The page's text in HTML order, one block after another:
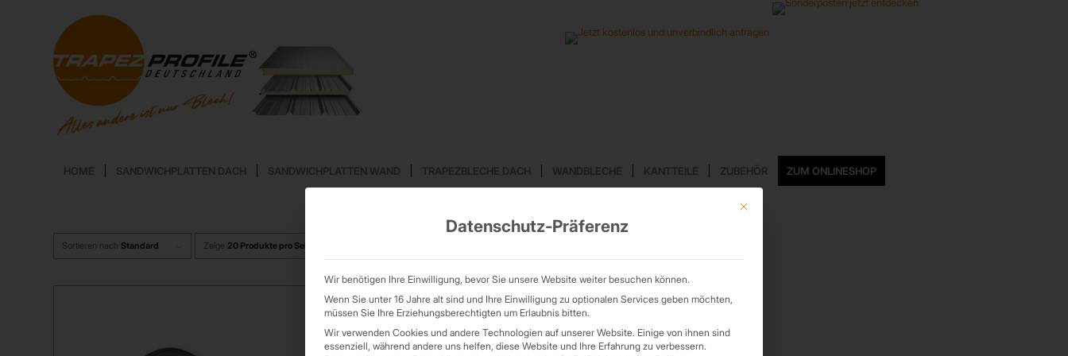
HOME SANDWICHPLATTEN DACH SANDWICHPLATTEN WAND TRAPEZBLECHE DACH WANDBLECHE KANTTEILE ZUBEHÖR ZUM ONLINESHOP
Sortieren nach Standard Zeige 20 Produkte pro Seite
Mit diesem Button wird der Dialog geschlossen. Seine Funktionalität ist
Datenschutz-Präferenz
Wir benötigen Ihre Einwilligung, bevor Sie unsere Website weiter besuchen können.
Wenn Sie unter 16 Jahre alt sind und Ihre Einwilligung zu optionalen Services geben möchten,
müssen Sie Ihre Erziehungsberechtigten um Erlaubnis bitten.
Wir verwenden Cookies und andere Technologien auf unserer Website. Einige von ihnen sind
essenziell, während andere uns helfen, diese Website und Ihre Erfahrung zu verbessern.